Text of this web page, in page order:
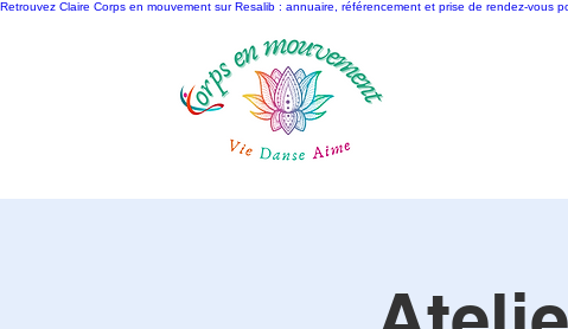
Retrouvez Claire Corps en mouvement sur Resalib : annuaire, référencement et prise de rendez-vous